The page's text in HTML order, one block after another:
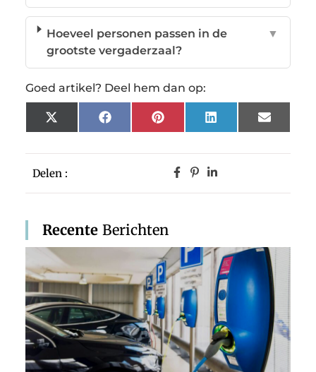
Delen :
Recente Berichten
Hoeveel personen passen in de
grootste vergaderzaal?
▼
Goed artikel? Deel hem dan op:
X
(Twitter)
FacebookPinterestLinkedInEmail